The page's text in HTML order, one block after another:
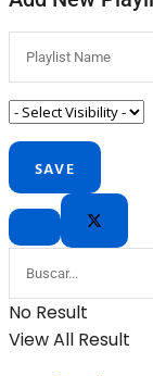
No Result
View All Result